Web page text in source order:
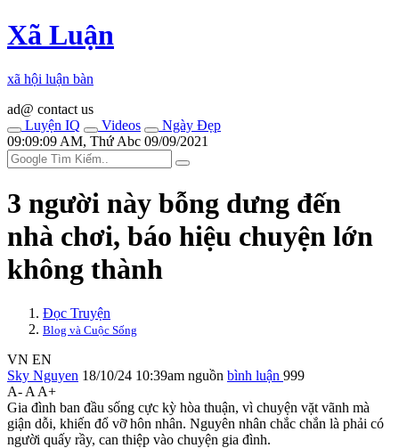
Xã Luận
xã hội luận bàn
ad@ contact us
Luyện IQ
Videos
Ngày Đẹp
09:09:09 AM, Thứ Abc 09/09/2021
3 người này bỗng dưng đến
nhà chơi, báo hiệu chuyện lớn
không thành
Đọc Truyện
Blog và Cuộc Sống
VN EN
Sky Nguyen 18/10/24 10:39am nguồn bình luận 999
A- A A+
Gia đình ban đầu sống cực kỳ hòa thuận, vì chuyện vặt vãnh mà
giận dỗi, khiến đổ vỡ hôn nhân. Nguyên nhân chắc chắn là phải có
người quấy rầy, can thiệp vào chuyện gia đình.